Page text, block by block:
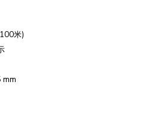
米)
mm